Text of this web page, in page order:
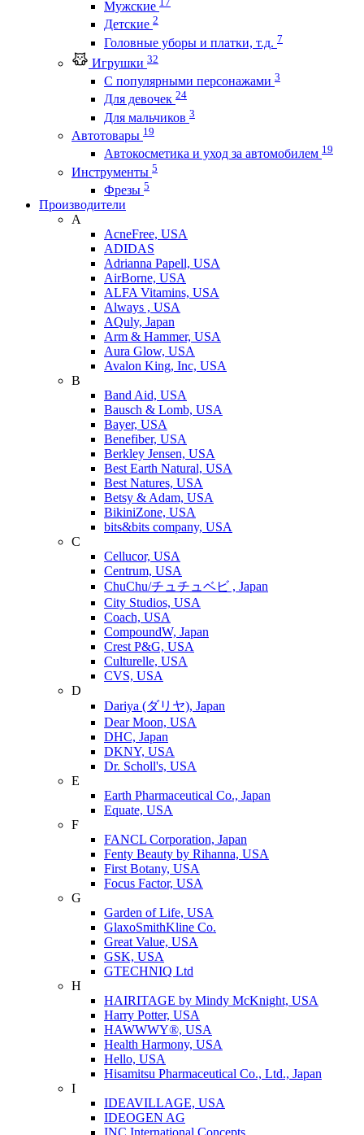
Мужские
Детские 2
Головные уборы и платки, т.д. 7
Игрушки 32
С популярными персонажами 3
Для девочек 24
Для мальчиков 3
Автотовары 19
Автокосметика и уход за автомобилем 19
Инструменты 5
Фрезы 5
Производители
A
AcneFree, USA
ADIDAS
Adrianna Papell, USA
AirBorne, USA
ALFA Vitamins, USA
Always , USA
AQuly, Japan
Arm & Hammer, USA
Aura Glow, USA
Avalon King, Inc, USA
B
Band Aid, USA
Bausch & Lomb, USA
Bayer, USA
Benefiber, USA
Berkley Jensen, USA
Best Earth Natural, USA
Best Natures, USA
Betsy & Adam, USA
BikiniZone, USA
bits&bits company, USA
C
Cellucor, USA
Centrum, USA
ChuChu/チュチュベビ , Japan
City Studios, USA
Coach, USA
CompoundW, Japan
Crest P&G, USA
Culturelle, USA
CVS, USA
D
Dariya (ダリヤ), Japan
Dear Moon, USA
DHC, Japan
DKNY, USA
Dr. Scholl's, USA
E
Earth Pharmaceutical Co., Japan
Equate, USA
F
FANCL Corporation, Japan
Fenty Beauty by Rihanna, USA
First Botany, USA
Focus Factor, USA
G
Garden of Life, USA
GlaxoSmithKline Co.
Great Value, USA
GSK, USA
GTECHNIQ Ltd
H
HAIRITAGE by Mindy McKnight, USA
Harry Potter, USA
HAWWWY®, USA
Health Harmony, USA
Hello, USA
Hisamitsu Pharmaceutical Co., Ltd., Japan
I
IDEAVILLAGE, USA
IDEOGEN AG